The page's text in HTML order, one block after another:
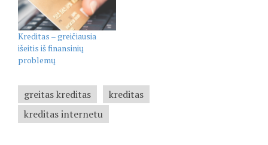
Kreditas – greičiausia
išeitis iš finansinių
problemų
greitas kreditas
kreditas
kreditas internetu